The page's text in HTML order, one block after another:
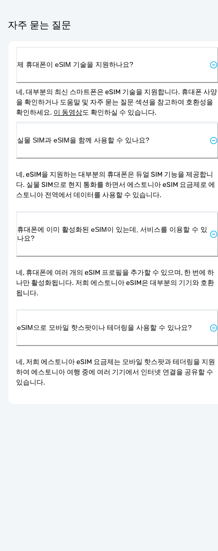
자주 묻는 질문
제 휴대폰이 eSIM 기술을 지원하나요?
네, 대부분의 최신 스마트폰은 eSIM 기술을 지원합니다. 휴대폰 사양
을 확인하거나 도움말 및 자주 묻는 질문 섹션을 참고하여 호환성을
확인하세요. 이 동영상도 확인하실 수 있습니다.
실물 SIM과 eSIM을 함께 사용할 수 있나요?
네, eSIM을 지원하는 대부분의 휴대폰은 듀얼 SIM 기능을 제공합니
다. 실물 SIM으로 현지 통화를 하면서 에스토니아 eSIM 요금제로 에
스토니아 전역에서 데이터를 사용할 수 있습니다.
휴대폰에 이미 활성화된 eSIM이 있는데, 서비스를 이용할 수 있
나요?
네, 휴대폰에 여러 개의 eSIM 프로필을 추가할 수 있으며, 한 번에 하
나만 활성화됩니다. 저희 에스토니아 eSIM은 대부분의 기기와 호환
됩니다.
eSIM으로 모바일 핫스팟이나 테더링을 사용할 수 있나요?
네, 저희 에스토니아 eSIM 요금제는 모바일 핫스팟과 테더링을 지원
하여 에스토니아 여행 중에 여러 기기에서 인터넷 연결을 공유할 수
있습니다.